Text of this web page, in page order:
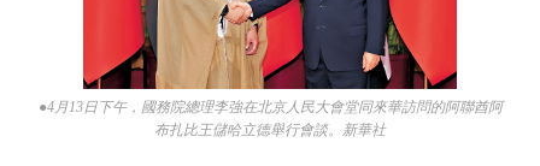
●4月13日下午，國務院總理李強在北京人民大會堂同來華訪問的阿聯酋阿
布扎比王儲哈立德舉行會談。新華社